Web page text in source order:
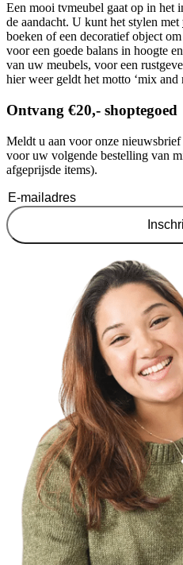
Een mooi tvmeubel gaat op in het
de aandacht. U kunt het stylen met
boeken of een decoratief object
voor een goede balans in hoogte
van uw meubels, voor een
hier weer geldt het motto ‘mix and
Ontvang €20,- shoptegoed
Meldt u aan voor onze
voor uw volgende bestelling van
afgeprijsde items).